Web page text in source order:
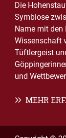
Die
Symbiose
Name mit den
Wissenschaft
Tüftlergeist
und
MEHR